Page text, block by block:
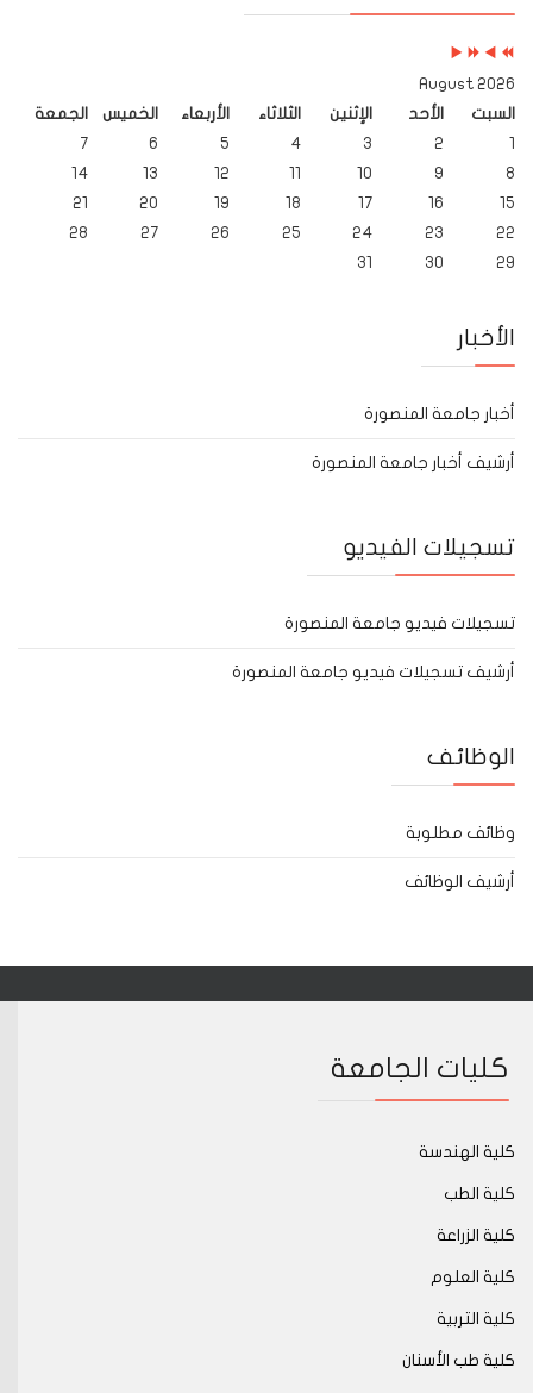
2026 August
السبت
الأحد الإثنين الثلاثاء الأربعاء الخميس
الجمعة
1
2
3
4
5
6
7
8
9
10
11
12
13
14
15
16
17
18
19
20
21
22
23
24
25
26
27
28
29
30
31
الأخبار
أخبار جامعة المنصورة
أرشيف أخبار جامعة المنصورة
تسجيلات الفيديو
تسجيلات فيديو جامعة المنصورة
أرشيف تسجيلات فيديو جامعة المنصورة
الوظائف
وظائف مطلوبة
أرشيف الوظائف
كليات الجامعة
كلية الهندسة
كلية الطب
كلية الزراعة
كلية العلوم
كلية التربية
كلية طب الأسنان